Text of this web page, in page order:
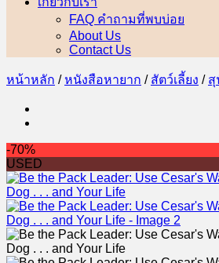
FAQ คำถามที่พบบ่อย
About Us
Contact Us
หน้าหลัก / หนังสือหายาก / สัตว์เลี้ยง / สุ
-70%
USED